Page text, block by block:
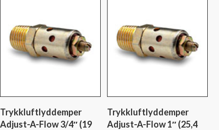
Trykkluftlyddemper
Adjust-A-Flow 3/4″ (19
Trykkluftlyddemper
Adjust-A-Flow 1″ (25,4